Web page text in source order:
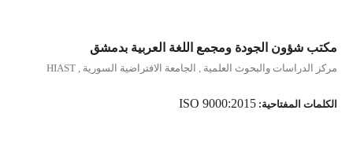
مكتب شؤون الجودة ومجمع اللغة العربية بدمشق
مركز الدراسات والبحوث العلمية , الجامعة الافتراضية السورية , HIAST
الكلمات المفتاحية: ISO 9000:2015